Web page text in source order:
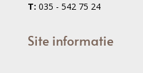
T: 035 - 542 75 24
Site informatie